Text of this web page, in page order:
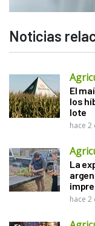
Noticias
El
los
lote
hace 2
La
hace 2